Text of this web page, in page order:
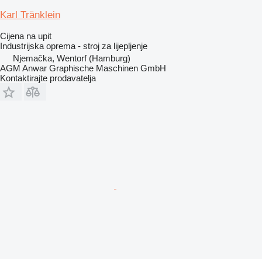
Karl Tränklein
Cijena na upit
Industrijska oprema - stroj za lijepljenje
Njemačka, Wentorf (Hamburg)
AGM Anwar Graphische Maschinen GmbH
Kontaktirajte prodavatelja